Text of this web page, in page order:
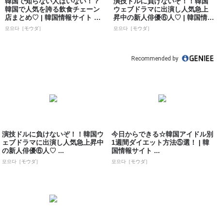
韓国で人気を誇る飲食チェーン
店まとめ♡ | 韓国情報サイト 모
으다［モ...
모으다［モウダ］
ウェブドラマに出演し人気急上
昇中の新人俳優⑥人♡ | 韓国情報
サイト ...
모으다［モウダ］
Recommended by
演技ドルに負けないぞ！！韓国ウ
ェブドラマに出演し人気急上昇中
の新人俳優⑥人♡ ...
모으다［モウダ］
今日からできる☆韓国アイドル別
1週間ダイエット方法⑤選！ | 韓
国情報サイト ...
모으다［モウダ］